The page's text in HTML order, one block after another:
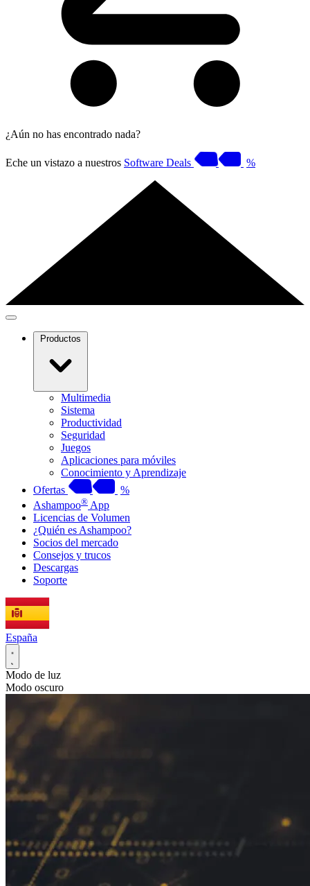
¿Aún no has encontrado nada?
Eche un vistazo a nuestros Software Deals %
Productos
Multimedia
Sistema
Productividad
Seguridad
Juegos
Aplicaciones para móviles
Conocimiento y Aprendizaje
Ofertas
%
Ashampoo® App
Licencias de Volumen
¿Quién es Ashampoo?
Socios del mercado
Consejos y trucos
Descargas
Soporte
España
Modo de luz
Modo oscuro